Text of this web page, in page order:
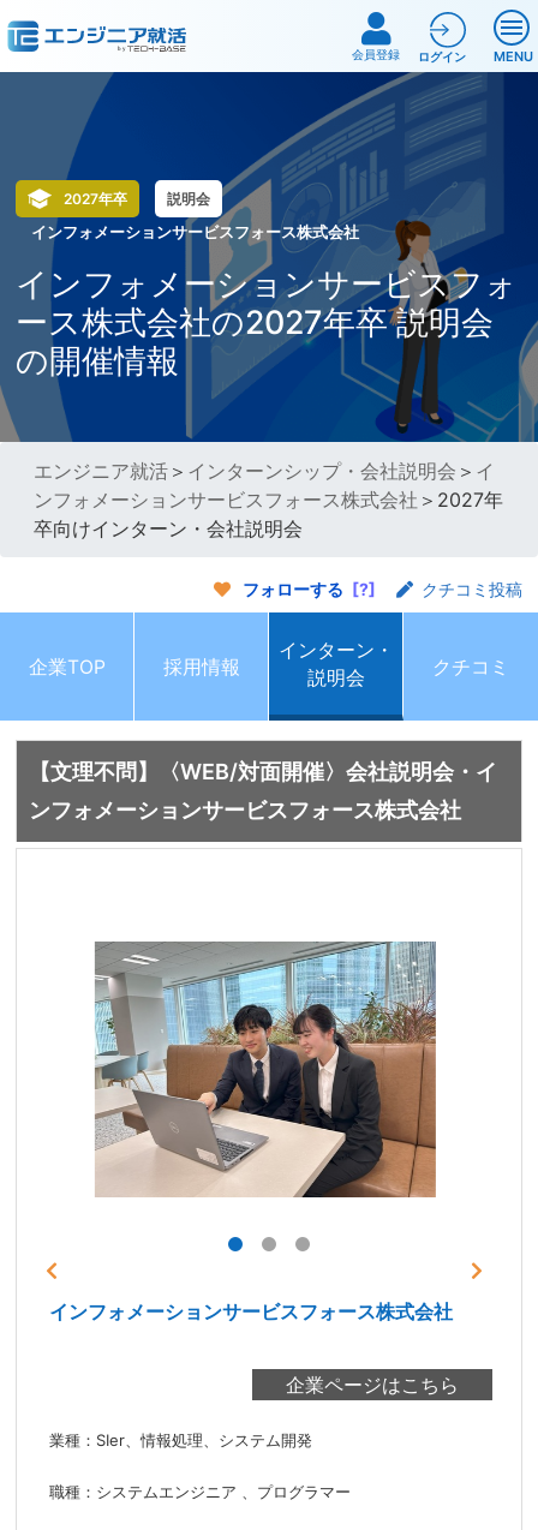
MENU
会員登録 ログイン
2027年卒 説明会
インフォメーションサービスフォース株式会社
インフォメーションサービスフォ
ース株式会社の2027年卒 説明会
の開催情報
エンジニア就活 ＞ インターンシップ・会社説明会 ＞ イ
ンフォメーションサービスフォース株式会社 ＞2027年
卒向けインターン・会社説明会
フォローする [?] クチコミ投稿
企業TOP 採用情報
インターン・
説明会
クチコミ
【文理不問】〈WEB/対面開催〉会社説明会・イ
ンフォメーションサービスフォース株式会社
インフォメーションサービスフォース株式会社
業種：SIer、情報処理、システム開発
職種：システムエンジニア 、プログラマー